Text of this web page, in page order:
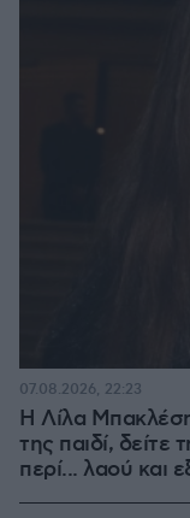
Η Λίλα
της παιδί,
περί... λαού και
07.08.2026, 22:23